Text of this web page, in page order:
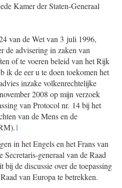
Kamer der Staten-Generaal
van de Wet van 3 juli 1996,
de advisering in zaken van
of te voeren beleid van het Rijk
ik de eer u te doen toekomen het
inzake volkenrechtelijke
2008 op mijn verzoek
van Protocol nr. 14 bij het
van de Mens en de
1
in het Engels en het Frans van
Secretaris-generaal van de Raad
de discussie over de toepassing
van Europa te betrekken.